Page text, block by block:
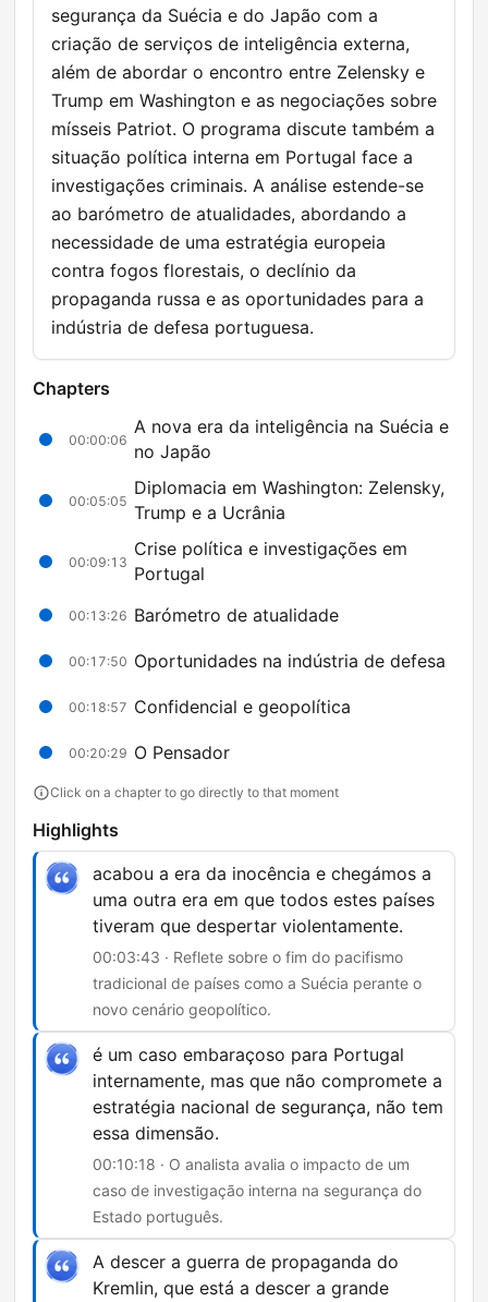
segurança da Suécia e do Japão com a
criação de serviços de inteligência externa,
além de abordar o encontro entre Zelensky e
Trump em Washington e as negociações sobre
mísseis Patriot. O programa discute também a
situação política interna em Portugal face a
investigações criminais. A análise estende-se
ao barómetro de atualidades, abordando a
necessidade de uma estratégia europeia
contra fogos florestais, o declínio da
propaganda russa e as oportunidades para a
indústria de defesa portuguesa.
Chapters
00:00:06
A nova era da inteligência na Suécia e
no Japão
00:05:05
Diplomacia em Washington: Zelensky,
Trump e a Ucrânia
00:09:13
Crise política e investigações em
Portugal
00:13:26 Barómetro de atualidade
00:17:50 Oportunidades na indústria de defesa
00:18:57 Confidencial e geopolítica
00:20:29 O Pensador
Click on a chapter to go directly to that moment
Highlights
acabou a era da inocência e chegámos a
uma outra era em que todos estes países
tiveram que despertar violentamente.
00:03:43 · Reflete sobre o fim do pacifismo
tradicional de países como a Suécia perante o
novo cenário geopolítico.
é um caso embaraçoso para Portugal
internamente, mas que não compromete a
estratégia nacional de segurança, não tem
essa dimensão.
00:10:18 · O analista avalia o impacto de um
caso de investigação interna na segurança do
Estado português.
A descer a guerra de propaganda do
Kremlin, que está a descer a grande